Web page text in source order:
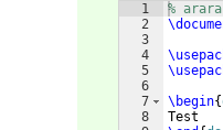
1
2
3
4
5
6
7
8
%
\begin{
Test